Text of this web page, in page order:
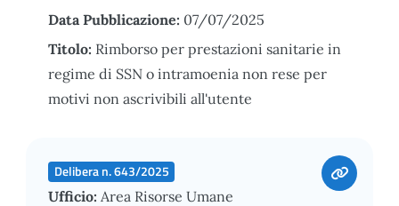
Data Pubblicazione: 07/07/2025
Titolo: Rimborso per prestazioni sanitarie in
regime di SSN o intramoenia non rese per
motivi non ascrivibili all'utente
Delibera n. 643/2025
Ufficio: Area Risorse Umane